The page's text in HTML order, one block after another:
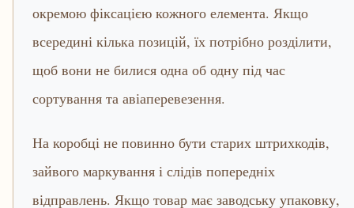
окремою фіксацією кожного елемента. Якщо
всередині кілька позицій, їх потрібно розділити,
щоб вони не билися одна об одну під час
сортування та авіаперевезення.
На коробці не повинно бути старих штрихкодів,
зайвого маркування і слідів попередніх
відправлень. Якщо товар має заводську упаковку,